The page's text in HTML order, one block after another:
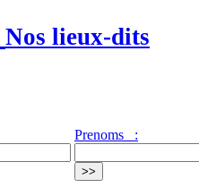
Nos lieux-dits
Prenoms :